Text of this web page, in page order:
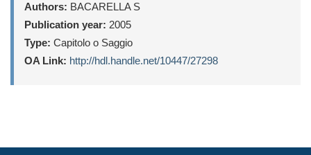
Authors: BACARELLA S
Publication year: 2005
Type: Capitolo o Saggio
OA Link: http://hdl.handle.net/10447/27298